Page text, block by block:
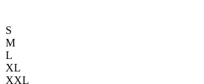
S
M
L
XL
XXL